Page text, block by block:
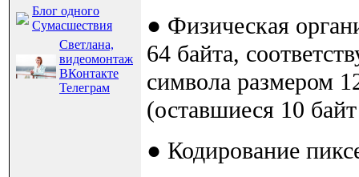
Блог одного
Сумасшествия
Светлана,
видеомонтаж
ВКонтакте
Телеграм
● Физическая
64 байта,
символа размером
(оставшиеся 10
● Кодирование